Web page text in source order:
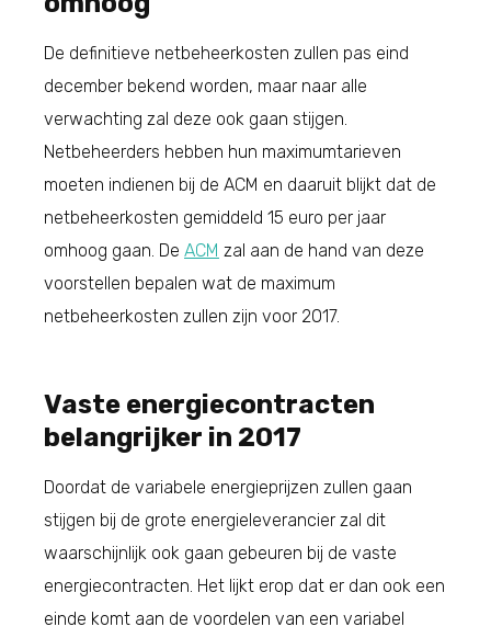
De definitieve netbeheerkosten zullen pas eind
december bekend worden, maar naar alle
verwachting zal deze ook gaan stijgen.
Netbeheerders hebben hun maximumtarieven
moeten indienen bij de ACM en daaruit blijkt dat de
netbeheerkosten gemiddeld 15 euro per jaar
omhoog gaan. De ACM zal aan de hand van deze
voorstellen bepalen wat de maximum
netbeheerkosten zullen zijn voor 2017.
Vaste energiecontracten
belangrijker in 2017
Doordat de variabele energieprijzen zullen gaan
stijgen bij de grote energieleverancier zal dit
waarschijnlijk ook gaan gebeuren bij de vaste
energiecontracten. Het lijkt erop dat er dan ook een
einde komt aan de voordelen van een variabel